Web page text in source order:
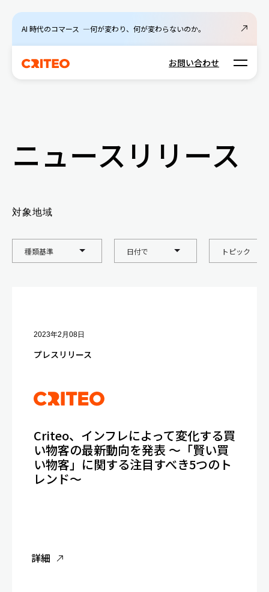
AI 時代のコマース ―何が変わり、何が変わらないのか。
お問い合わせ Open
ニュースリリース
対象地域
種類基準 日付で トピック
2023年2月08日
プレスリリース
Criteo、インフレによって変化する買
い物客の最新動向を発表 ～「賢い買
い物客」に関する注目すべき5つのト
レンド～
詳細